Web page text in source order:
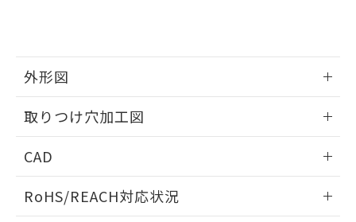
外形図
取りつけ穴加工図
CAD
ドすることができます。
RoHS/REACH対応状況
既に当社にて対応品への在庫切替を完了
していることから、特段のことがない限